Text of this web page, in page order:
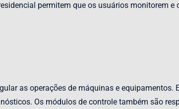
permitem que os usuários monitorem
as operações de máquinas e
Os módulos de controle também são